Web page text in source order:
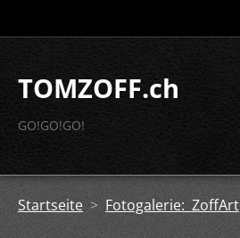
TOMZOFF.ch
GO!GO!GO!
Startseite > Fotogalerie: ZoffArt